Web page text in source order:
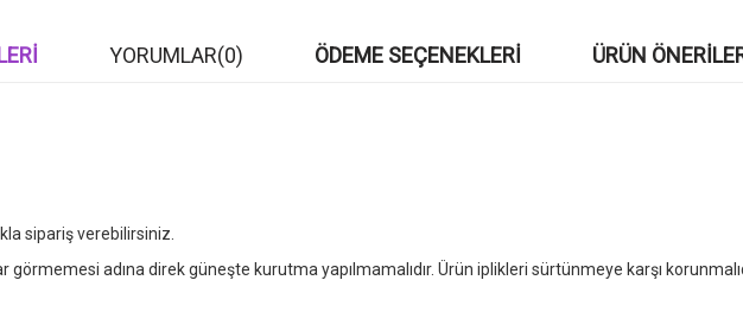
YORUMLAR(0) ÖDEME SEÇENEKLERI ÜRÜN
sipariş verebilirsiniz.
adına direk güneşte kurutma yapılmamalıdır. Ürün iplikleri sürtünmeye karşı